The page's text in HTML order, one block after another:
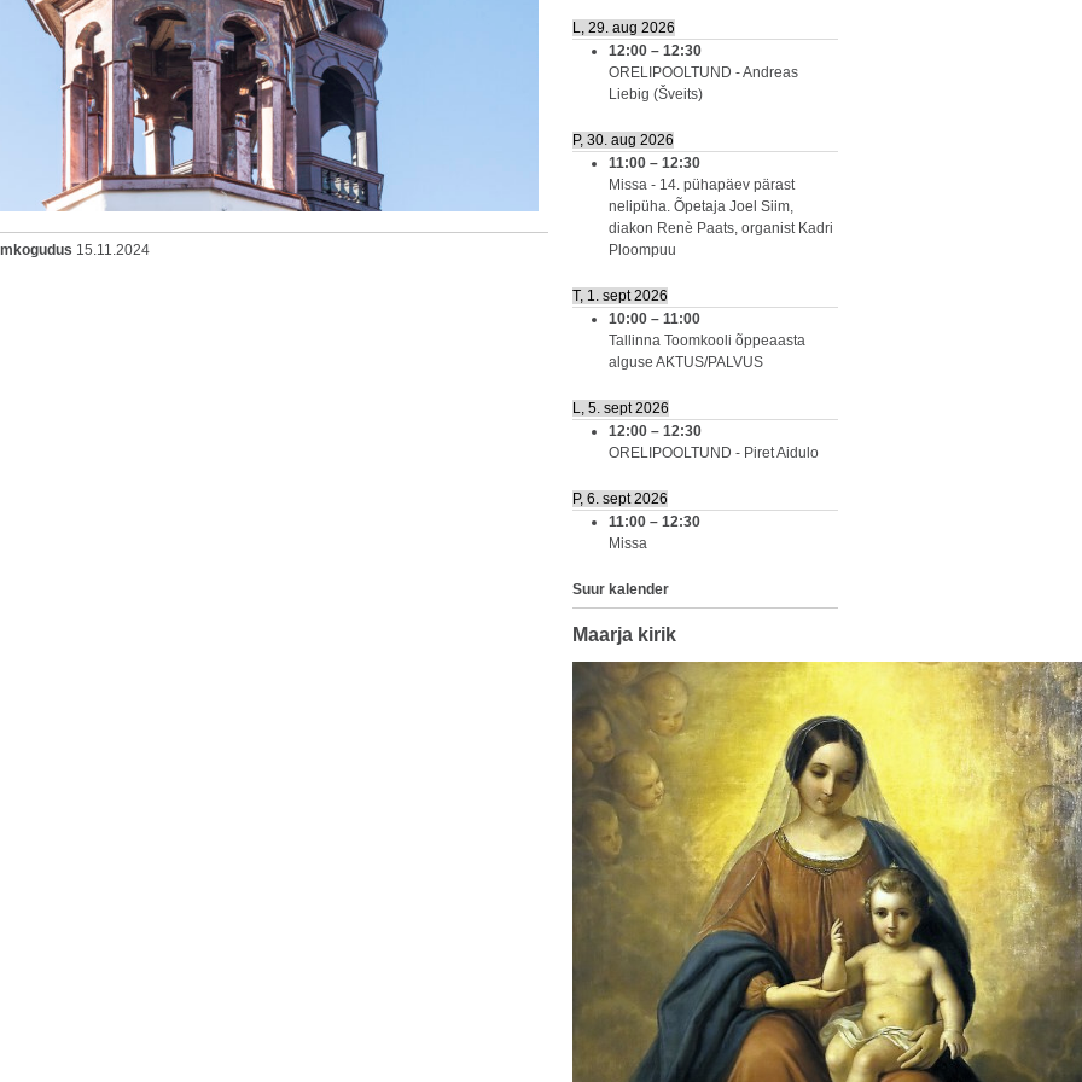
15.11.2024
L, 29. aug 2026
12:00 – 12:30
ORELIPOOLTUND - Andreas
Liebig (Šveits)
P, 30. aug 2026
11:00 – 12:30
Missa - 14. pühapäev pärast
nelipüha. Õpetaja Joel Siim,
diakon Renè Paats, organist Kadri
Ploompuu
T, 1. sept 2026
10:00 – 11:00
Tallinna Toomkooli õppeaasta
alguse AKTUS/PALVUS
L, 5. sept 2026
12:00 – 12:30
ORELIPOOLTUND - Piret Aidulo
P, 6. sept 2026
11:00 – 12:30
Missa
Suur kalender
Maarja kirik